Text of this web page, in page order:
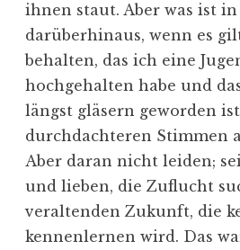
ihnen staut. Aber was ist in
darüberhinaus, wenn es
behalten, das ich eine
hochgehalten habe und
längst gläsern geworden
durchdachteren Stimmen
Aber daran nicht leiden;
und lieben, die Zuflucht
veraltenden Zukunft, die
kennenlernen wird. Das